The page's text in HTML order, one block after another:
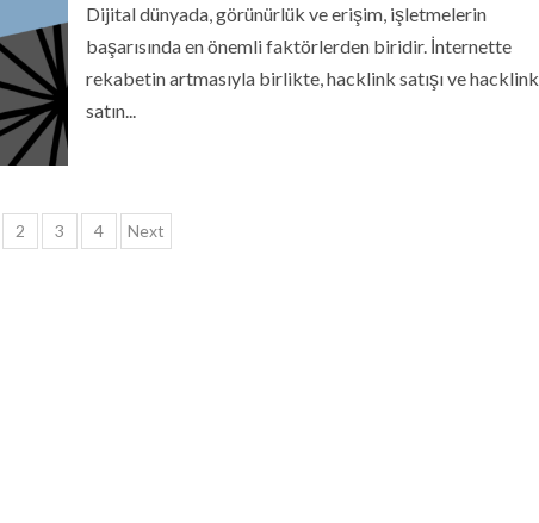
Dijital dünyada, görünürlük ve erişim, işletmelerin
başarısında en önemli faktörlerden biridir. İnternette
rekabetin artmasıyla birlikte, hacklink satışı ve hacklink
satın...
2 3 4 Next